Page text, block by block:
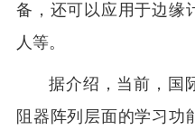
备，还可以应用于边缘
人等。
据介绍，当前，国
阻器阵列层面的学习功